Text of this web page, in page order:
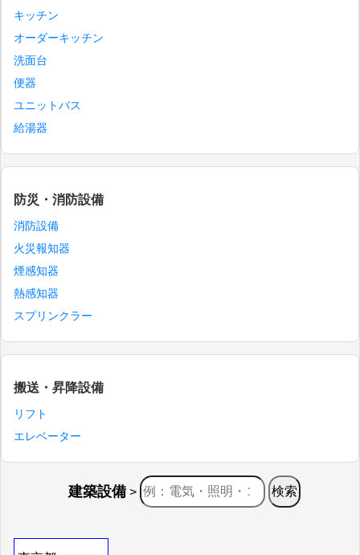
キッチン
オーダーキッチン
洗面台
便器
ユニットバス
給湯器
防災・消防設備
消防設備
火災報知器
煙感知器
熱感知器
スプリンクラー
搬送・昇降設備
リフト
エレベーター
建築設備 >